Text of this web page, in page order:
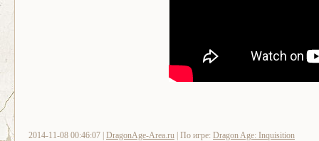
2014-11-08 00:46:07 | DragonAge-Area.ru | По игре: Dragon Age: Inquisition